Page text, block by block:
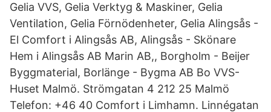
Gelia VVS, Gelia Verktyg & Maskiner, Gelia
Ventilation, Gelia Förnödenheter, Gelia Alingsås -
El Comfort i Alingsås AB, Alingsås - Skönare
Hem i Alingsås AB Marin AB,, Borgholm - Beijer
Byggmaterial, Borlänge - Bygma AB Bo VVS-
Huset Malmö. Strömgatan 4 212 25 Malmö
Telefon: +46 40 Comfort i Limhamn. Linnégatan